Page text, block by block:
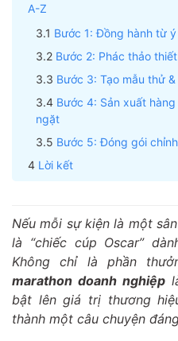
A-Z
Bước 1: Đồng hành từ
Bước 2: Phác thảo
Bước 3: Tạo mẫu thử
Bước 4: Sản xuất
ngặt
Bước 5: Đóng gói
Lời kết
Nếu mỗi sự kiện là một
là “chiếc cúp Oscar”
Không chỉ là phần
marathon doanh nghiệp
bật lên giá trị thương
thành một câu chuyện